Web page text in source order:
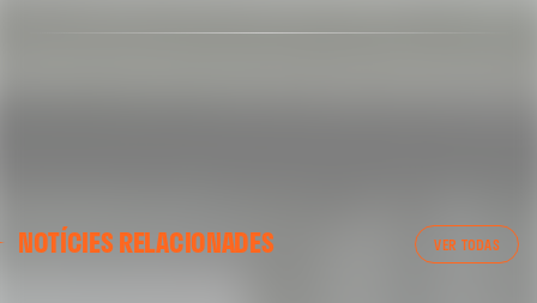
NOTÍCIES RELACIONADES VER TODAS
ENTRENAMENT DEL VALENCIA CF 04/03/26